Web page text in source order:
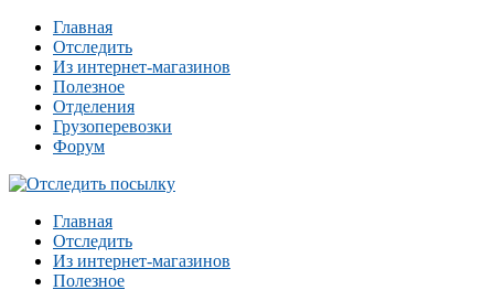
Главная
Отследить
Из интернет-магазинов
Полезное
Отделения
Грузоперевозки
Форум
Главная
Отследить
Из интернет-магазинов
Полезное